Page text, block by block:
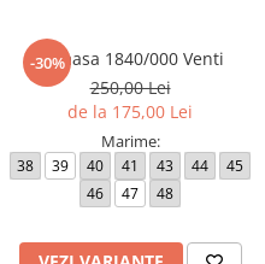
-30%
Camasa 1840/000 Venti
250,00 Lei
de la 175,00 Lei
Marime:
38 39 40 41 43 44
45
46
47 48